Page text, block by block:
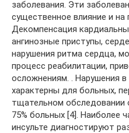
заболевания. Эти
существенное влияние и на
Декомпенсация
ангинозные приступы,
нарушения ритма сердца,
процесс реабилитации,
осложнениям. . Нарушения
характерны для больных,
тщательном обследовании
75% больных [4]. Наиболее
инсульте диагностируют